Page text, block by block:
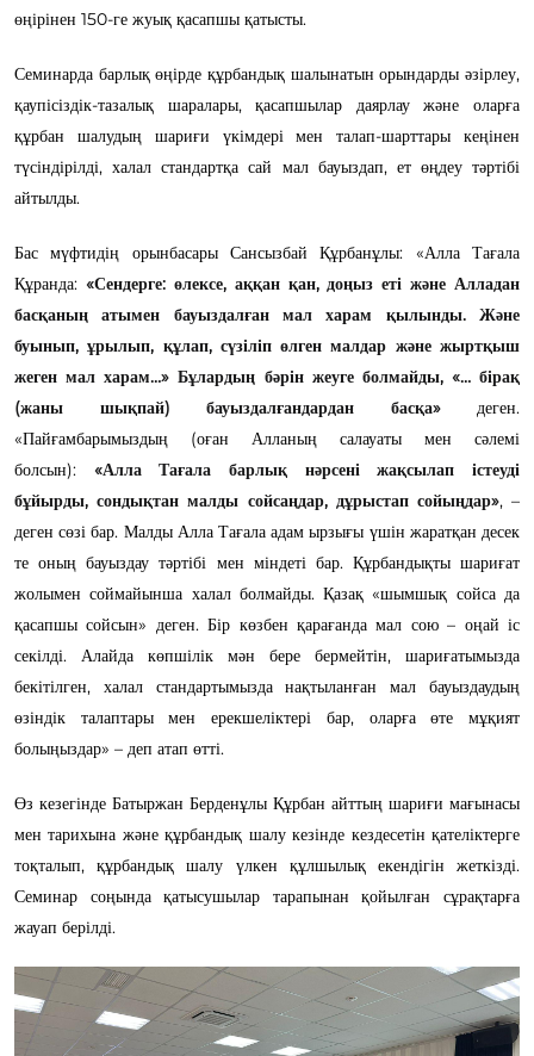
өңірінен 150-ге жуық қасапшы қатысты.
Семинарда барлық өңірде құрбандық шалынатын орындарды әзірлеу,
қаупісіздік-тазалық шаралары, қасапшылар даярлау және оларға
құрбан шалудың шариғи үкімдері мен талап-шарттары кеңінен
түсіндірілді, халал стандартқа сай мал бауыздап, ет өңдеу тәртібі
айтылды.
Бас мүфтидің орынбасары Сансызбай Құрбанұлы: «Алла Тағала
Құранда: «Сендерге: өлексе, аққан қан, доңыз еті және Алладан
басқаның атымен бауыздалған мал харам қылынды. Және
буынып, ұрылып, құлап, сүзіліп өлген малдар және жыртқыш
жеген мал харам…» Бұлардың бәрін жеуге болмайды, «… бірақ
(жаны шықпай) бауыздалғандардан басқа» деген.
«Пайғамбарымыздың (оған Алланың салауаты мен сәлемі
болсын): «Алла Тағала барлық нәрсені жақсылап істеуді
бұйырды, сондықтан малды сойсаңдар, дұрыстап сойыңдар», –
деген сөзі бар. Малды Алла Тағала адам ырзығы үшін жаратқан десек
те оның бауыздау тәртібі мен міндеті бар. Құрбандықты шариғат
жолымен соймайынша халал болмайды. Қазақ «шымшық сойса да
қасапшы сойсын» деген. Бір көзбен қарағанда мал сою – оңай іс
секілді. Алайда көпшілік мән бере бермейтін, шариғатымызда
бекітілген, халал стандартымызда нақтыланған мал бауыздаудың
өзіндік талаптары мен ерекшеліктері бар, оларға өте мұқият
болыңыздар» – деп атап өтті.
Өз кезегінде Батыржан Берденұлы Құрбан айттың шариғи мағынасы
мен тарихына және құрбандық шалу кезінде кездесетін қателіктерге
тоқталып, құрбандық шалу үлкен құлшылық екендігін жеткізді.
Семинар соңында қатысушылар тарапынан қойылған сұрақтарға
жауап берілді.